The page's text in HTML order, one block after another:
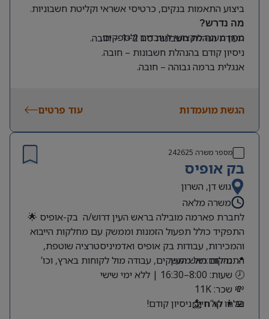
ביצוע התאמות בנקים, כרטיסי אשראי וקליטת חשבוניות.
מתן מענה מקצועי לעובדים ולספקים.
מה נדרש?
תעודת הנהלת חשבונות סוג 1+2 – חובה.
ניסיון קודם בהנהלת חשבונות – חובה.
אנגלית ברמה גבוהה – חובה.
הגשת מועמדות
עוד פרטים
מספר משרה 242625
בק אופיס
גוש דן, השרון
משרה מלאה
לחברת פארמה מובילה בראש העין דרוש/ה בק-אופיס 🌟
התפקיד כולל תפעול הזמנות וממשק עם מחלקות הייבוא
והמכירות, עבודות בק אופיס ואדמיניסטרציה שוטפת,
התנהלות מול ממשקים, עבודה מול לקוחות בארץ, וכו’
📍 מיקום:ראש העין
🕗 שעות: 8:00–16:30 | ללא ימי שישי
💸 שכר: 11K
👩‍💻 לא חייב ניסיון קודם!
שלחו קו”ח 📩